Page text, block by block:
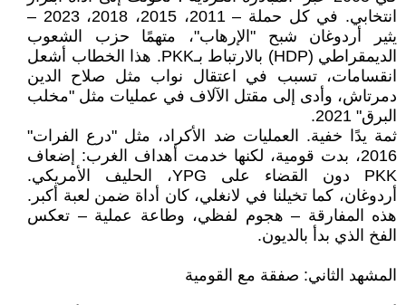
انتخابي. في كل حملة – 2011، 2015، 2018، 2023 –
يثير أردوغان شبح "الإرهاب"، متهمًا حزب الشعوب
الديمقراطي (HDP) بالارتباط بـPKK. هذا الخطاب أشعل
انقسامات، تسبب في اعتقال نواب مثل صلاح الدين
دمرتاش، وأدى إلى مقتل الآلاف في عمليات مثل "مخلب
البرق" 2021.
ثمة يدًا خفية. العمليات ضد الأكراد، مثل "درع الفرات"
2016، بدت قومية، لكنها خدمت أهداف الغرب: إضعاف
PKK دون القضاء على YPG، الحليف الأمريكي.
أردوغان، كما تخيلنا في لانغلي، كان أداة ضمن لعبة أكبر.
هذه المفارقة – هجوم لفظي، وطاعة عملية – تعكس
الفخ الذي بدأ بالديون.
المشهد الثاني: صفقة مع القومية